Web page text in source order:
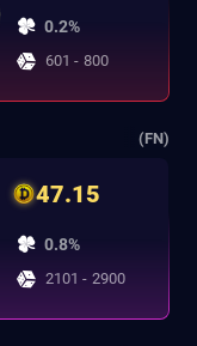
0.2%
601 - 800
(FN)
47.15
0.8%
2101 - 2900